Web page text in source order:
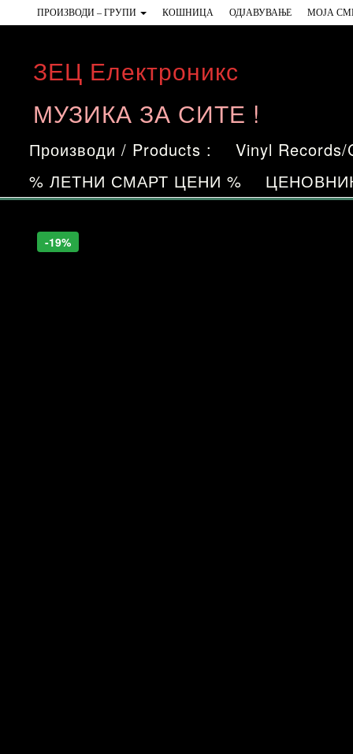
to
content
ПРОИЗВОДИ – ГРУПИ КОШНИЦА ОДЈАВУВАЊЕ МОЈА
ЗЕЦ Електроникс
МУЗИКА ЗА СИТЕ !
Производи / Products :
Vinyl
% ЛЕТНИ СМАРТ ЦЕНИ %
-19%